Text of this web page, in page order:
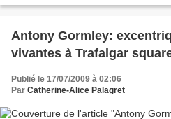
Antony Gormley:
vivantes à Trafalgar
Publié le 17/07/2009 à 02:06
Par Catherine-Alice Palagret